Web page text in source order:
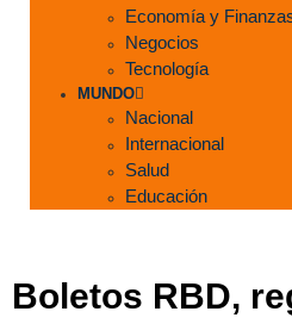
Economía y
Negocios
Tecnología
MUNDO
Nacional
Internacional
Salud
Educación
Boletos RBD,